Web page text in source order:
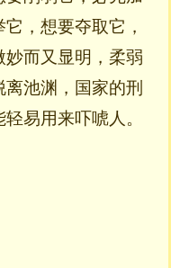
，想要夺取它，
而又显明，柔弱
池渊，国家的刑
易用来吓唬人。